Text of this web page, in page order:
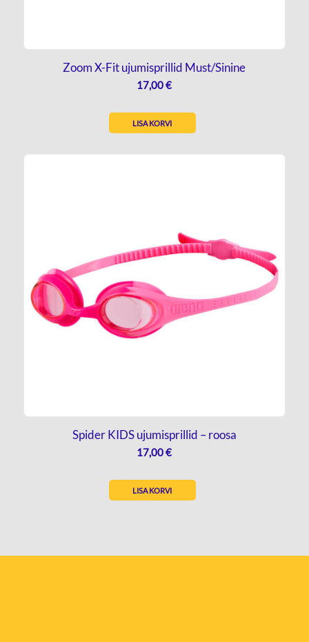
Zoom X-Fit ujumisprillid Must/Sinine
17,00€
LISA KORVI
Spider KIDS ujumisprillid – roosa
17,00€
LISA KORVI